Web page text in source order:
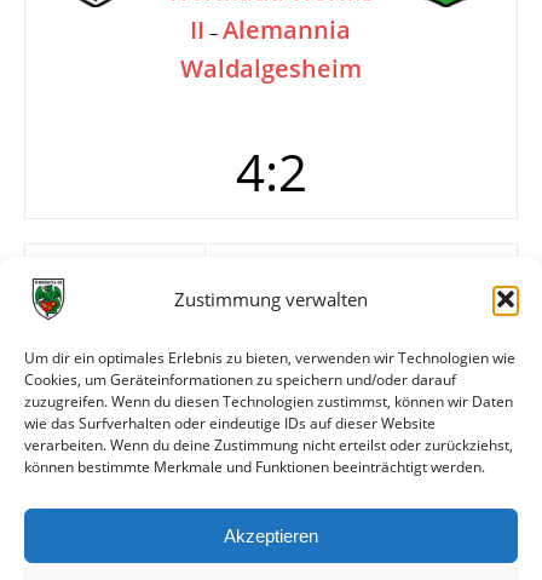
Zustimmung verwalten
Um dir ein optimales Erlebnis zu bieten, verwenden wir Technologien wie
Cookies, um Geräteinformationen zu speichern und/oder darauf
zuzugreifen. Wenn du diesen Technologien zustimmst, können wir Daten
wie das Surfverhalten oder eindeutige IDs auf dieser Website
verarbeiten. Wenn du deine Zustimmung nicht erteilst oder zurückziehst,
können bestimmte Merkmale und Funktionen beeinträchtigt werden.
Akzeptieren
II – Alemannia
Waldalgesheim
4:2
1:1 Seluga
2:2 Seluga
3:2 Renkel
4:2 Nauth
Alle bisherigen Partien der beiden Mannschaften
anzeigen